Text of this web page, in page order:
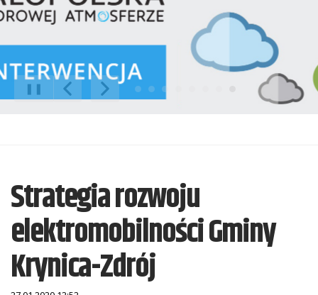
Poprzedni Element
Następny Element
❚❚
Strategia rozwoju
elektromobilności Gminy
Krynica-Zdrój